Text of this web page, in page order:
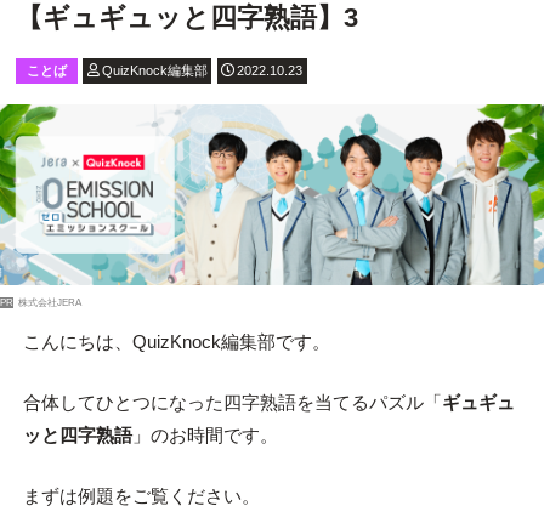
【ギュギュッと四字熟語】3
ことば QuizKnock編集部 2022.10.23
PR 株式会社JERA
こんにちは、QuizKnock編集部です。
合体してひとつになった四字熟語を当てるパズル「ギュギュ
ッと四字熟語」のお時間です。
まずは例題をご覧ください。